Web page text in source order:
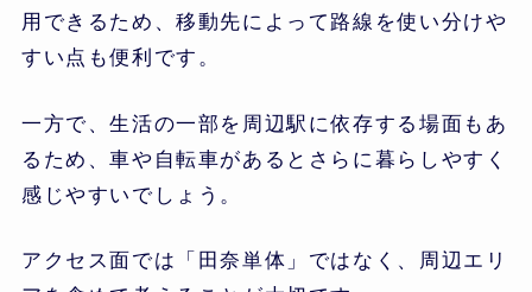
用できるため、移動先によって路線を使い分けや
すい点も便利です。
一方で、生活の一部を周辺駅に依存する場面もあ
るため、車や自転車があるとさらに暮らしやすく
感じやすいでしょう。
アクセス面では「田奈単体」ではなく、周辺エリ